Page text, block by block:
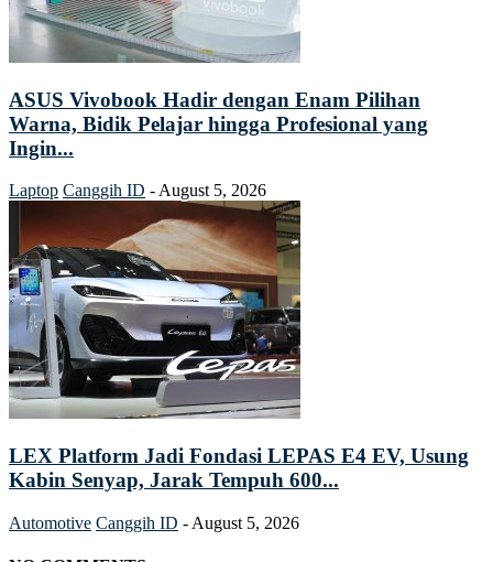
ASUS Vivobook Hadir dengan Enam Pilihan
Warna, Bidik Pelajar hingga Profesional yang
Ingin...
Laptop Canggih ID - August 5, 2026
LEX Platform Jadi Fondasi LEPAS E4 EV, Usung
Kabin Senyap, Jarak Tempuh 600...
Automotive Canggih ID - August 5, 2026